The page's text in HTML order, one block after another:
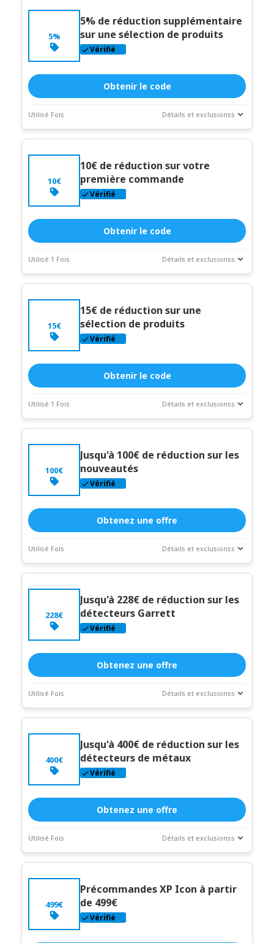
transactions
31-20265%
5% de réduction supplémentaire
sur une sélection de produits
Vérifié
Obtenir le code
Utilisé Fois Détails et exclusionss
Statistiques
transactions
31-2026
Description du coupon
10€
10€ de réduction sur votre
première commande
Vérifié
Obtenir le code
Utilisé 1 Fois Détails et exclusionss
Statistiques
transactions
31-2026
Description du coupon
"Commande minimum de 100€"
15€
15€ de réduction sur une
sélection de produits
Vérifié
Obtenir le code
Utilisé 1 Fois Détails et exclusionss
Statistiques
transactions
31-2026
Description du coupon
"Commande minimum de 200€"
100€
Jusqu'à 100€ de réduction sur les
nouveautés
Vérifié
Obtenez une offre
Utilisé Fois Détails et exclusionss
Statistiques
transactions
31-2026
Description du coupon
228€
Jusqu'à 228€ de réduction sur les
détecteurs Garrett
Vérifié
Obtenez une offre
Utilisé Fois Détails et exclusionss
Statistiques
transactions
31-2026
Description du coupon
400€
Jusqu'à 400€ de réduction sur les
détecteurs de métaux
Vérifié
Obtenez une offre
Utilisé Fois Détails et exclusionss
Statistiques
transactions
31-2026
Description du coupon
499€
Précommandes XP Icon à partir
de 499€
Vérifié